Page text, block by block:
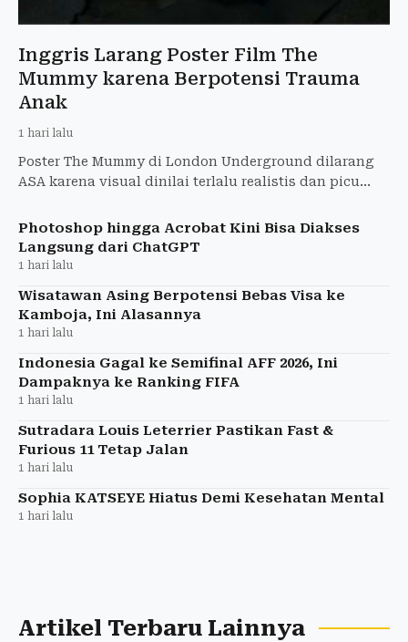
Inggris Larang Poster Film The
Mummy karena Berpotensi Trauma
Anak
1 hari lalu
Poster The Mummy di London Underground dilarang
ASA karena visual dinilai terlalu realistis dan picu
tarik iklan
Photoshop hingga Acrobat Kini Bisa Diakses
Langsung dari ChatGPT
1 hari lalu
Wisatawan Asing Berpotensi Bebas Visa ke
Kamboja, Ini Alasannya
1 hari lalu
Indonesia Gagal ke Semifinal AFF 2026, Ini
Dampaknya ke Ranking FIFA
1 hari lalu
Sutradara Louis Leterrier Pastikan Fast &
Furious 11 Tetap Jalan
1 hari lalu
Sophia KATSEYE Hiatus Demi Kesehatan Mental
1 hari lalu
Artikel Terbaru Lainnya